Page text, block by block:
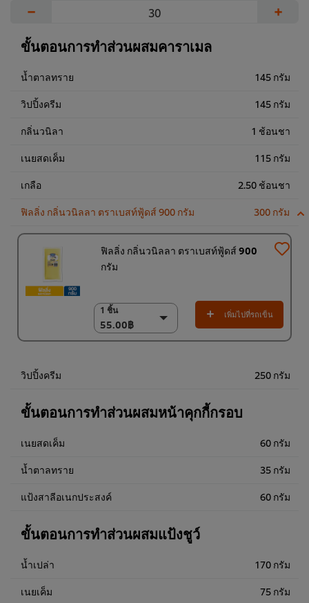
− +
ขั้นตอนการทำส่วนผสมคาราเมล
น้ำตาลทราย 145 กรัม
วิปปิ้งครีม 145 กรัม
กลิ่นวนิลา 1 ช้อนชา
เนยสดเค็ม 115 กรัม
เกลือ 2.50 ช้อนชา
ฟิลลิ่ง กลิ่นวนิลลา ตราเบสท์ฟู้ดส์ 900 กรัม 300 กรัม
ฟิลลิ่ง กลิ่นวนิลลา ตราเบสท์ฟู้ดส์ 900
กรัม
1 ชิ้น
55.00฿
1 ชิ้น
55.00฿
(ราคาพิเศษ) แพ็ค 9
เพิ่มไปที่รถเข็น
วิปปิ้งครีม 250 กรัม
ขั้นตอนการทำส่วนผสมหน้าคุกกี้กรอบ
เนยสดเค็ม 60 กรัม
น้ำตาลทราย 35 กรัม
แป้งสาลีอเนกประสงค์ 60 กรัม
ขั้นตอนการทำส่วนผสมแป้งชูว์
น้ำเปล่า 170 กรัม
เนยเค็ม 75 กรัม